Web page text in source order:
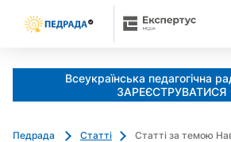
Всеукраїнська педагогічна
ЗАРЕЄСТРУВАТИСЯ
Педрада Статті
Статті за темою